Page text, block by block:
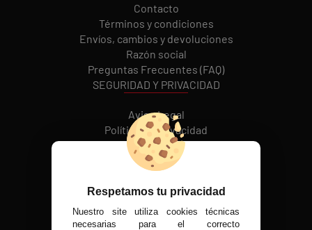
Contacto
Términos y condiciones
Envíos, cambios y devoluciones
Razón social
Preguntas Frecuentes (FAQ)
SEGURIDAD Y PRIVACIDAD
Aviso Legal
Política de Privacidad
Política de cookies
REDES SOCIALES
MÉTODOS DE PAGO
Respetamos tu privacidad
Nuestro site utiliza cookies técnicas
necesarias para el correcto